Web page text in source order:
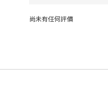
尚未有任何評價